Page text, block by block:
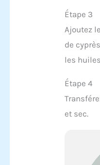
Étape 3
Ajoutez
de
les
Étape 4
et sec.